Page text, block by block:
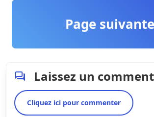
Page suivante
Laissez un
Cliquez ici pour commenter